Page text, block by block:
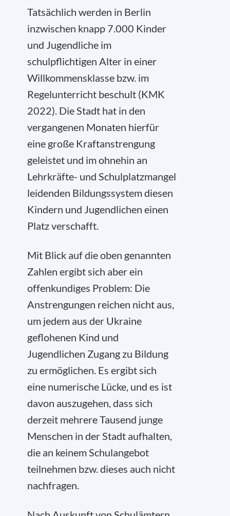
Tatsächlich werden in Berlin
inzwischen knapp 7.000 Kinder
und Jugendliche im
schulpflichtigen Alter in einer
Willkommensklasse bzw. im
Regelunterricht beschult (KMK
2022). Die Stadt hat in den
vergangenen Monaten hierfür
eine große Kraftanstrengung
geleistet und im ohnehin an
Lehrkräfte- und Schulplatzmangel
leidenden Bildungssystem diesen
Kindern und Jugendlichen einen
Platz verschafft.
Mit Blick auf die oben genannten
Zahlen ergibt sich aber ein
offenkundiges Problem: Die
Anstrengungen reichen nicht aus,
um jedem aus der Ukraine
geflohenen Kind und
Jugendlichen Zugang zu Bildung
zu ermöglichen. Es ergibt sich
eine numerische Lücke, und es ist
davon auszugehen, dass sich
derzeit mehrere Tausend junge
Menschen in der Stadt aufhalten,
die an keinem Schulangebot
teilnehmen bzw. dieses auch nicht
nachfragen.